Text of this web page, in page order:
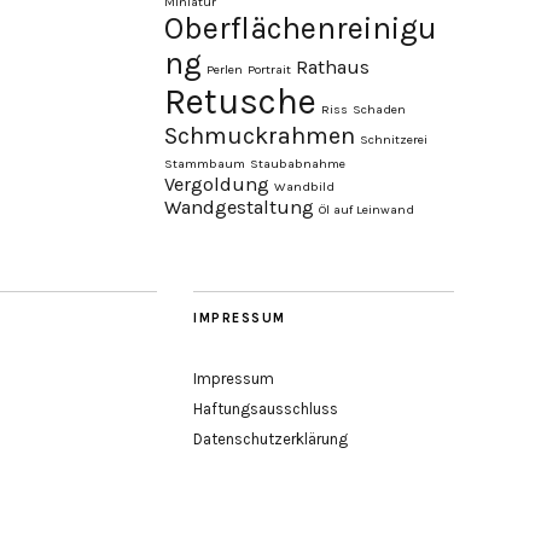
Oberflächenreinigu
ng Perlen Portrait Rathaus
Retusche Riss Schaden
Schmuckrahmen Schnitzerei
Stammbaum Staubabnahme
Vergoldung Wandbild
Wandgestaltung Öl auf Leinwand
IMPRESSUM
Impressum
Haftungsausschluss
Datenschutzerklärung